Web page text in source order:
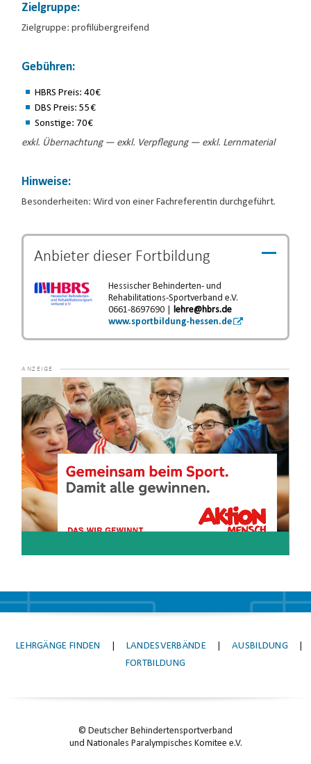
Zielgruppe:
Zielgruppe: profilübergreifend
Gebühren:
HBRS Preis: 40€
DBS Preis: 55€
Sonstige: 70€
exkl. Übernachtung — exkl. Verpflegung — exkl. Lernmaterial
Hinweise:
Besonderheiten: Wird von einer Fachreferentin durchgeführt.
Anbieter dieser Fortbildung
Hessischer Behinderten- und
Rehabilitations-Sportverband e.V.
0661-8697690 |
lehre@hbrs.de
www.sportbildung-hessen.de
Player
LEHRGÄNGE FINDEN LANDESVERBÄNDE AUSBILDUNG
FORTBILDUNG
© Deutscher Behindertensportverband
und Nationales Paralympisches Komitee e.V.